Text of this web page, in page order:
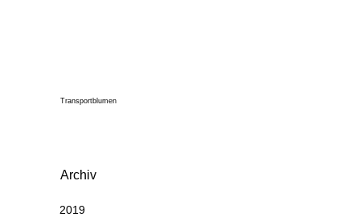
Transportblumen
Archiv
2019